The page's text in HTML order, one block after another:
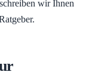
wir Ihnen